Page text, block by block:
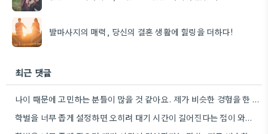
발마사지의 매력, 당신의 결혼 생활에 힐링을 더하다!
최근 댓글
나이 때문에 고민하는 분들이 많을 것 같아요. 제가 비슷한 경험을 한 적이 있어서요.
학벌을 너무 좁게 설정하면 오히려 대기 시간이 길어진다는 점이 와닿네요. 제 경우에도 비슷한 경험이 있었거든요.